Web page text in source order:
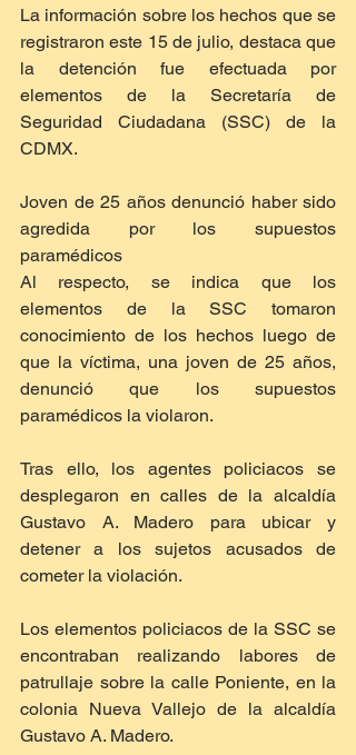
La información sobre los hechos que se
registraron este 15 de julio, destaca que
la detención fue efectuada por
elementos de la Secretaría de
Seguridad Ciudadana (SSC) de la
CDMX.
Joven de 25 años denunció haber sido
agredida por los supuestos
paramédicos
Al respecto, se indica que los
elementos de la SSC tomaron
conocimiento de los hechos luego de
que la víctima, una joven de 25 años,
denunció que los supuestos
paramédicos la violaron.
Tras ello, los agentes policiacos se
desplegaron en calles de la alcaldía
Gustavo A. Madero para ubicar y
detener a los sujetos acusados de
cometer la violación.
Los elementos policiacos de la SSC se
encontraban realizando labores de
patrullaje sobre la calle Poniente, en la
colonia Nueva Vallejo de la alcaldía
Gustavo A. Madero.